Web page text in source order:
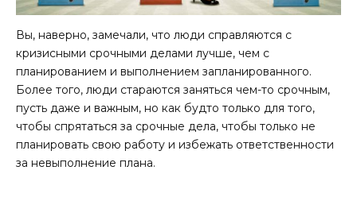
Вы, наверно, замечали, что люди справляются с
кризисными срочными делами лучше, чем с
планированием и выполнением запланированного.
Более того, люди стараются заняться чем-то срочным,
пусть даже и важным, но как будто только для того,
чтобы спрятаться за срочные дела, чтобы только не
планировать свою работу и избежать ответственности
за невыполнение плана.